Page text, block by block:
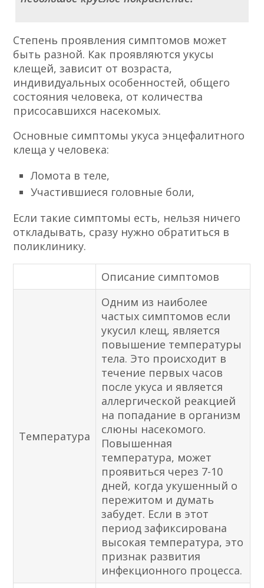
Степень проявления симптомов может
быть разной. Как проявляются укусы
клещей, зависит от возраста,
индивидуальных особенностей, общего
состояния человека, от количества
присосавшихся насекомых.
Основные симптомы укуса энцефалитного
клеща у человека:
Ломота в теле,
Участившиеся головные боли,
Если такие симптомы есть, нельзя ничего
откладывать, сразу нужно обратиться в
поликлинику.
Описание симптомов
Температура
Одним из наиболее
частых симптомов если
укусил клещ, является
повышение температуры
тела. Это происходит в
течение первых часов
после укуса и является
аллергической реакцией
на попадание в организм
слюны насекомого.
Повышенная
температура, может
проявиться через 7-10
дней, когда укушенный о
пережитом и думать
забудет. Если в этот
период зафиксирована
высокая температура, это
признак развития
инфекционного процесса.